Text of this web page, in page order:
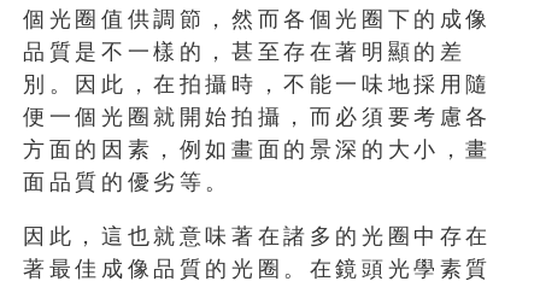
個光圈值供調節，然而各個光圈下的成像
品質是不一樣的，甚至存在著明顯的差
別。因此，在拍攝時，不能一味地採用隨
便一個光圈就開始拍攝，而必須要考慮各
方面的因素，例如畫面的景深的大小，畫
面品質的優劣等。
因此，這也就意味著在諸多的光圈中存在
著最佳成像品質的光圈。在鏡頭光學素質